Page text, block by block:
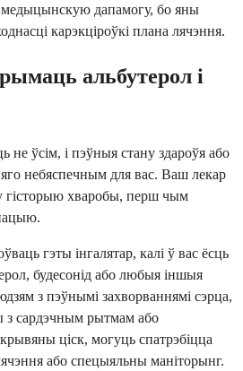
медыцынскую дапамогу, бо яны
карэкціроўкі плана лячэння.
альбутерол і
не ўсім, і пэўныя стану здароўя або
яго небяспечным для вас. Ваш лекар
гісторыю хваробы, перш чым
гэты інгалятар, калі ў вас ёсць
будесонід або любыя іншыя
з пэўнымі захворваннямі сэрца,
з сардэчным рытмам або
ціск, могуць спатрэбіцца
або спецыяльны маніторынг.